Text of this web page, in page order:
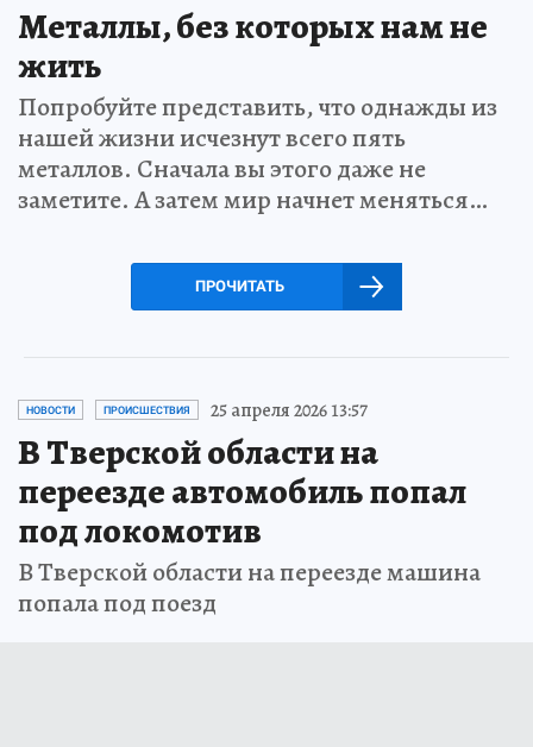
Металлы, без которых нам не
жить
Попробуйте представить, что однажды из
нашей жизни исчезнут всего пять
металлов. Сначала вы этого даже не
заметите. А затем мир начнет меняться…
ПРОЧИТАТЬ
НОВОСТИ ПРОИСШЕСТВИЯ 25 апреля 2026 13:57
В Тверской области на
переезде автомобиль попал
под локомотив
В Тверской области на переезде машина
попала под поезд